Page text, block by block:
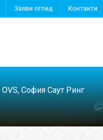
Заяви оглед Контакти
София Саут Ринг